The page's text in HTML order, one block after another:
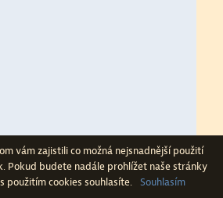
vám zajistili co možná nejsnadnější použití
Pokud budete nadále prohlížet naše stránky
použitím cookies souhlasíte.
Souhlasím